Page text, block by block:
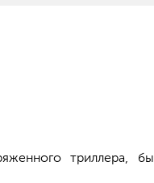
триллера,